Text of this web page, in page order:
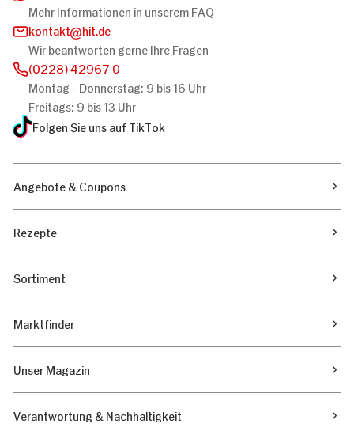
Mehr Informationen in unserem FAQ
kontakt
hit.de
Wir beantworten gerne Ihre Fragen
(0228) 42967 0
Montag - Donnerstag: 9 bis 16 Uhr
Freitags: 9 bis 13 Uhr
Folgen Sie uns auf TikTok
Angebote & Coupons
Rezepte
Sortiment
Marktfinder
Unser Magazin
Verantwortung & Nachhaltigkeit